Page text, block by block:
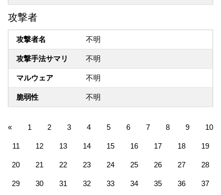
攻撃者
攻撃者名 不明
攻撃手法サマリ 不明
マルウェア 不明
脆弱性 不明
« 1 2 3 4 5 6 7 8 9 10
11 12 13 14 15 16 17 18 19
20 21 22 23 24 25 26 27 28
29 30 31 32 33 34 35 36 37